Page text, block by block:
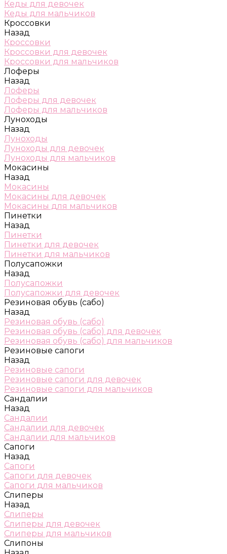
Кеды для девочек
Кеды для мальчиков
Кроссовки
Назад
Кроссовки
Кроссовки для девочек
Кроссовки для мальчиков
Лоферы
Назад
Лоферы
Лоферы для девочек
Лоферы для мальчиков
Луноходы
Назад
Луноходы
Луноходы для девочек
Луноходы для мальчиков
Мокасины
Назад
Мокасины
Мокасины для девочек
Мокасины для мальчиков
Пинетки
Назад
Пинетки
Пинетки для девочек
Пинетки для мальчиков
Полусапожки
Назад
Полусапожки
Полусапожки для девочек
Резиновая обувь (сабо)
Назад
Резиновая обувь (сабо)
Резиновая обувь (сабо) для девочек
Резиновая обувь (сабо) для мальчиков
Резиновые сапоги
Назад
Резиновые сапоги
Резиновые сапоги для девочек
Резиновые сапоги для мальчиков
Сандалии
Назад
Сандалии
Сандалии для девочек
Сандалии для мальчиков
Сапоги
Назад
Сапоги
Сапоги для девочек
Сапоги для мальчиков
Слиперы
Назад
Слиперы
Слиперы для девочек
Слиперы для мальчиков
Слипоны